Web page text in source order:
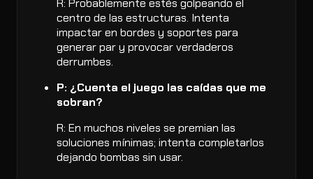
R: Probablemente estés golpeando el
centro de las estructuras. Intenta
impactar en bordes y soportes para
generar par y provocar verdaderos
derrumbes.
P: ¿Cuenta el juego las caídas que me
sobran?
R: En muchos niveles se premian las
soluciones mínimas; intenta completarlos
dejando bombas sin usar.